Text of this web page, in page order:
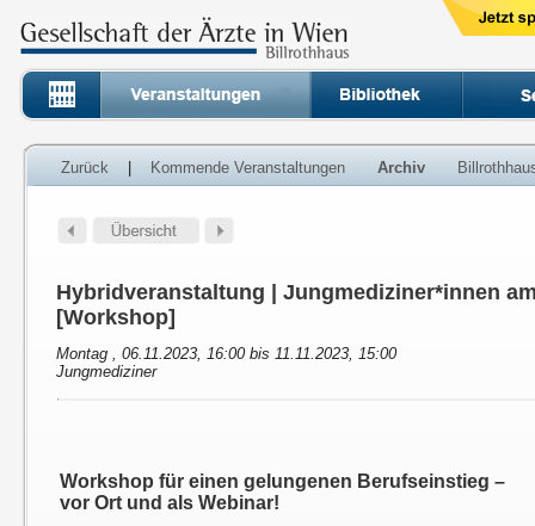
Zurück Kommende Veranstaltungen Archiv
Hybridveranstaltung | Jungmediziner*innen
[Workshop]
Montag , 06.11.2023, 16:00 bis 11.11.2023, 15:00
Jungmediziner
Workshop für einen gelungenen Berufseinstieg –
vor Ort und als Webinar!